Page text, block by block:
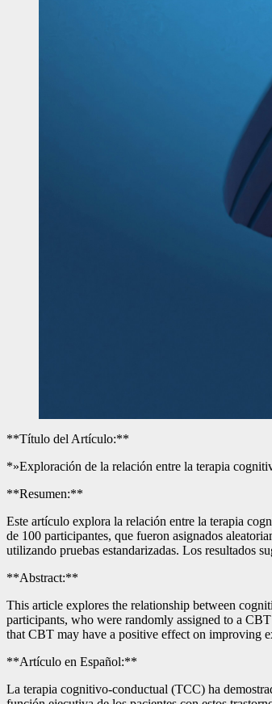
**Título del Artículo:**
*»Exploración de la relación entre la terapia
**Resumen:**
Este artículo explora la relación entre la terapia
de 100 participantes, que fueron asignados
utilizando pruebas estandarizadas. Los resultados
**Abstract:**
This article explores the relationship between
participants, who were randomly assigned to a
that CBT may have a positive effect on improving
**Artículo en Español:**
La terapia cognitivo-conductual (TCC) ha